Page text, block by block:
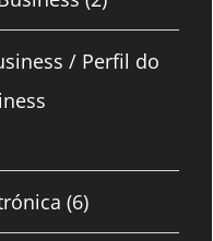
/ Perfil do
(6)